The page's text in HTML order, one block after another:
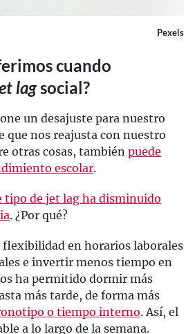
Pexels
cuando
lagsocial?
un desajuste para nuestro
que nos reajusta con nuestro
otras cosas, también puede
escolar.
tipo de jet lag ha disminuido
. ¿Por qué?
flexibilidad en horarios laborales
e invertir menos tiempo en
ha permitido dormir más
más tarde, de forma más
o tiempo interno. Así, el
a lo largo de la semana.